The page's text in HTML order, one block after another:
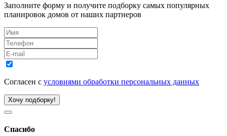
Заполните форму и получите подборку самых популярных
планировок домов от наших партнеров
Согласен с условиями обработки персональных данных
Хочу подборку!
Спасибо